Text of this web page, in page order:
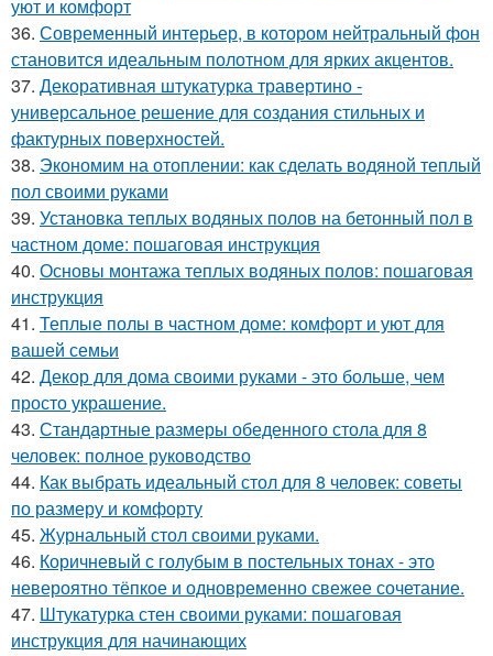
уют и комфорт
36. Современный интерьер, в котором нейтральный фон
становится идеальным полотном для ярких акцентов.
37. Декоративная штукатурка травертино -
универсальное решение для создания стильных и
фактурных поверхностей.
38. Экономим на отоплении: как сделать водяной теплый
пол своими руками
39. Установка теплых водяных полов на бетонный пол в
частном доме: пошаговая инструкция
40. Основы монтажа теплых водяных полов: пошаговая
инструкция
41. Теплые полы в частном доме: комфорт и уют для
вашей семьи
42. Декор для дома своими руками - это больше, чем
просто украшение.
43. Стандартные размеры обеденного стола для 8
человек: полное руководство
44. Как выбрать идеальный стол для 8 человек: советы
по размеру и комфорту
45. Журнальный стол своими руками.
46. Коричневый с голубым в постельных тонах - это
невероятно тёпкое и одновременно свежее сочетание.
47. Штукатурка стен своими руками: пошаговая
инструкция для начинающих